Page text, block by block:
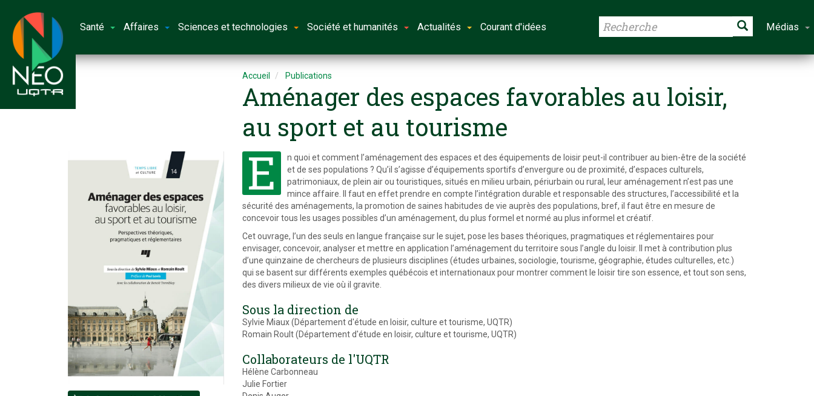
Santé Affaires Sciences et technologies Société et humanités Actualités Courant d'idées Médias
Accueil Publications
Aménager des espaces favorables au loisir,
au sport et au tourisme
E
n quoi et comment l’aménagement des espaces et des équipements de loisir peut-il contribuer au bien-être de la société
et de ses populations ? Qu’il s’agisse d’équipements sportifs d’envergure ou de proximité, d’espaces culturels,
patrimoniaux, de plein air ou touristiques, situés en milieu urbain, périurbain ou rural, leur aménagement n’est pas une
mince affaire. Il faut en effet prendre en compte l’intégration durable et responsable des structures, l’accessibilité et la
sécurité des aménagements, la promotion de saines habitudes de vie auprès des populations, bref, il faut être en mesure de
concevoir tous les usages possibles d’un aménagement, du plus formel et normé au plus informel et créatif.
Cet ouvrage, l’un des seuls en langue française sur le sujet, pose les bases théoriques, pragmatiques et réglementaires pour
envisager, concevoir, analyser et mettre en application l’aménagement du territoire sous l’angle du loisir. Il met à contribution plus
d’une quinzaine de chercheurs de plusieurs disciplines (études urbaines, sociologie, tourisme, géographie, études culturelles, etc.)
qui se basent sur différents exemples québécois et internationaux pour montrer comment le loisir tire son essence, et tout son sens,
des divers milieux de vie où il gravite.
Sous la direction de
Sylvie Miaux (Département d'étude en loisir, culture et tourisme, UQTR)
Romain Roult (Département d'étude en loisir, culture et tourisme, UQTR)
Collaborateurs de l'UQTR
Hélène Carbonneau
Julie Fortier